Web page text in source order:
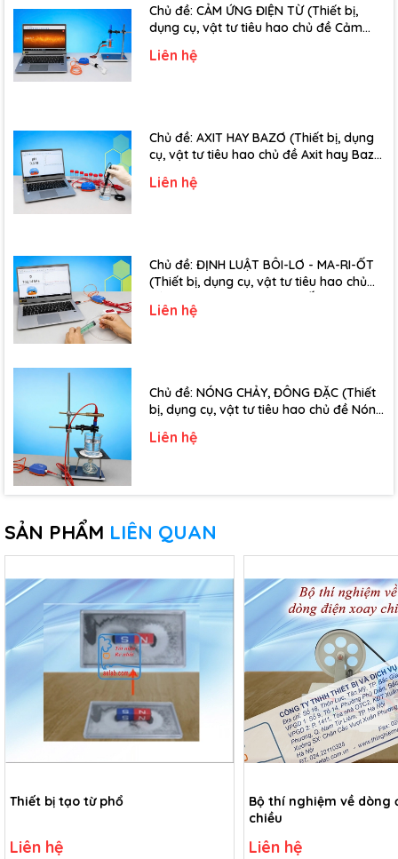
Chủ đề: CẢM ỨNG ĐIỆN TỪ (Thiết bị,
dụng cụ, vật tư tiêu hao chủ đề Cảm
Liên hệ
Chủ đề: AXIT HAY BAZƠ (Thiết bị, dụng
cụ, vật tư tiêu hao chủ đề Axit hay Bazơ
Liên hệ
Chủ đề: ĐỊNH LUẬT BÔI-LƠ - MA-RI-ỐT
(Thiết bị, dụng cụ, vật tư tiêu hao chủ
Liên hệ
Chủ đề: NÓNG CHẢY, ĐÔNG ĐẶC (Thiết
bị, dụng cụ, vật tư tiêu hao chủ đề Nóng
Liên hệ
SẢN PHẨM LIÊN QUAN
Thiết bị tạo từ phổ
Liên hệ
Bộ thí nghiệm về dòng
chiều
Liên hệ